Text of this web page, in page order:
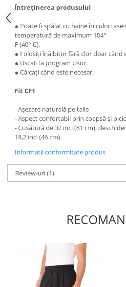
Întreținerea produsului
● Poate fi spălat cu haine în culori
temperatură de maximum 104°
F (40° C).
● Folosiți înălbitor fără clor doar când
● Uscați la program Ușor.
● Călcați când este necesar.
Fit CF1
- Așezare naturală pe talie
- Aspect confortabil prin coapsă și
- Cusătură de 32 inci (81 cm),
18,2 inci (46 cm).
Informatii conformitate produs
Review-uri(1)